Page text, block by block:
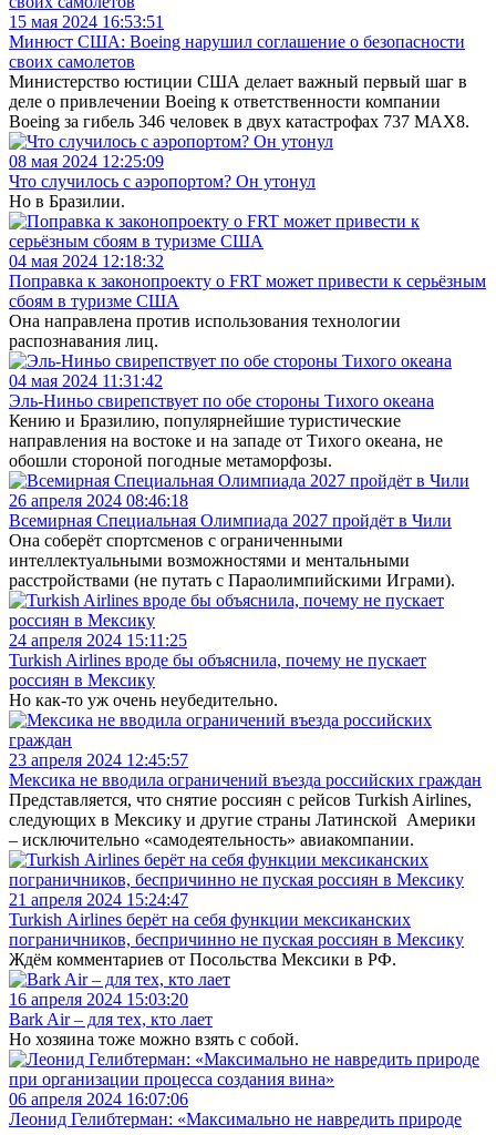
15 мая 2024 16:53:51
Минюст США: Boeing нарушил соглашение о безопасности
своих самолетов
Министерство юстиции США делает важный первый шаг в
деле о привлечении Boeing к ответственности компании
Boeing за гибель 346 человек в двух катастрофах 737 MAX8.
08 мая 2024 12:25:09
Что случилось с аэропортом? Он утонул
Но в Бразилии.
04 мая 2024 12:18:32
Поправка к законопроекту о FRT может привести к серьёзным
сбоям в туризме США
Она направлена против использования технологии
распознавания лиц.
04 мая 2024 11:31:42
Эль-Ниньо свирепствует по обе стороны Тихого океана
Кению и Бразилию, популярнейшие туристические
направления на востоке и на западе от Тихого океана, не
обошли стороной погодные метаморфозы.
26 апреля 2024 08:46:18
Всемирная Специальная Олимпиада 2027 пройдёт в Чили
Она соберёт спортсменов с ограниченными
интеллектуальными возможностями и ментальными
расстройствами (не путать с Параолимпийскими Играми).
24 апреля 2024 15:11:25
Turkish Airlines вроде бы объяснила, почему не пускает
россиян в Мексику
Но как-то уж очень неубедительно.
23 апреля 2024 12:45:57
Мексика не вводила ограничений въезда российских граждан
Представляется, что снятие россиян с рейсов Turkish Airlines,
следующих в Мексику и другие страны Латинской Америки
– исключительно «самодеятельность» авиакомпании.
21 апреля 2024 15:24:47
Turkish Аirlines берёт на себя функции мексиканских
пограничников, беспричинно не пуская россиян в Мексику
Ждём комментариев от Посольства Мексики в РФ.
16 апреля 2024 15:03:20
Bark Air – для тех, кто лает
Но хозяина тоже можно взять с собой.
06 апреля 2024 16:07:06
Леонид Гелибтерман: «Максимально не навредить природе